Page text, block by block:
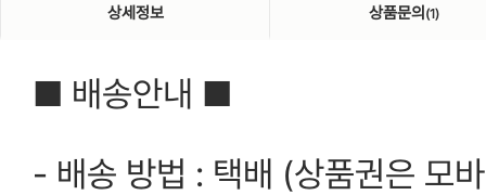
상세정보 상품문의 (1)
■ 배송안내 ■
- 배송 방법 : 택배 (상품권은 모